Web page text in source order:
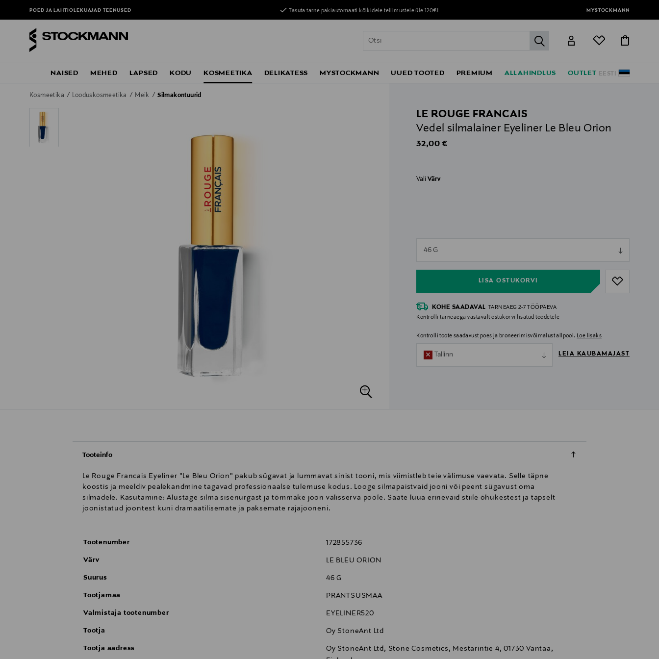
POED JA LAHTIOLEKUAJADTEENUSED Tasuta tarne pakiautomaati kõikidele tellimustele üle 120€! MYSTOCKMANN
label.header.go
EESTI
NAISED MEHED LAPSED KODU KOSMEETIKA DELIKATESS MYSTOCKMANN UUED TOOTED PREMIUM ALLAHINDLUS OUTLET
Kosmeetika Looduskosmeetika Meik Silmakontuurid
LE ROUGE FRANCAIS
Vedel silmalainer Eyeliner Le Bleu Orion
Original Price
32,00 €
ValiVärv
46 G
LISA OSTUKORVI
null
KOHE SAADAVAL TARNEAEG 2-7 TÖÖPÄEVA
Kontrolli tarneaega vastavalt ostukorvi lisatud toodetele
Kontrolli toote saadavust poes ja broneerimisvõimalust allpool. Loe lisaks
Tallinn LEIA KAUBAMAJAST
Tooteinfo
Le Rouge Francais Eyeliner "Le Bleu Orion" pakub sügavat ja lummavat sinist tooni, mis viimistleb teie välimuse vaevata. Selle täpne
koostis ja meeldiv pealekandmine tagavad professionaalse tulemuse kodus. Looge silmapaistvaid jooni või peent sügavust oma
silmadele. Kasutamine: Alustage silma sisenurgast ja tõmmake joon välisserva poole. Saate luua erinevaid stiile õhukestest ja täpselt
joonistatud joontest kuni dramaatilisemate ja paksemate rajajooneni.
Tootenumber 172855736
Värv LE BLEU ORION
Suurus 46 G
Tootjamaa PRANTSUSMAA
Valmistaja tootenumber EYELINER520
Tootja Oy StoneAnt Ltd
Tootja aadress
Oy StoneAnt Ltd, Stone Cosmetics, Mestarintie 4, 01730 Vantaa,